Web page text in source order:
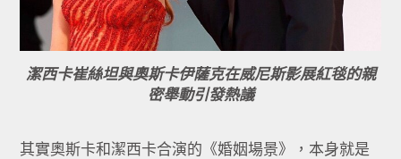
潔西卡崔絲坦與奧斯卡伊薩克在威尼斯影展紅毯的親
密舉動引發熱議
其實奧斯卡和潔西卡合演的《婚姻場景》， 本身就是